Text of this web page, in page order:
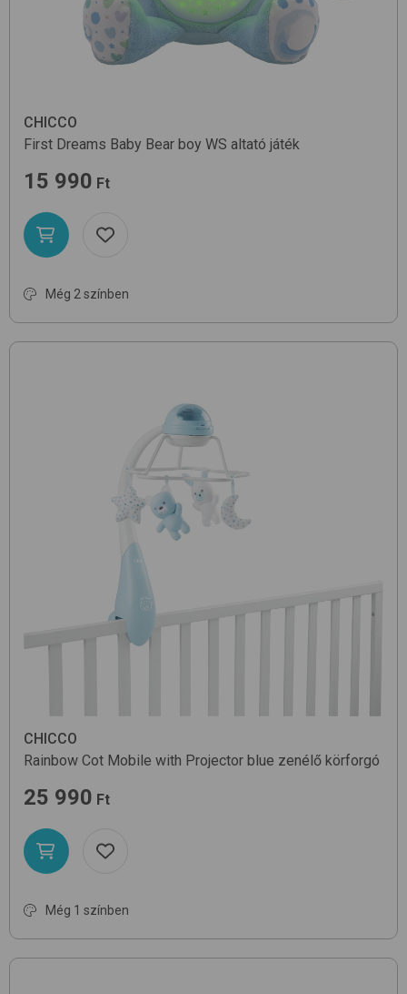
CHICCO
First Dreams Baby Bear boy WS altató játék
15 990 Ft
Még 2 színben
CHICCO
Rainbow Cot Mobile with Projector blue zenélő körforgó
25 990 Ft
Még 1 színben